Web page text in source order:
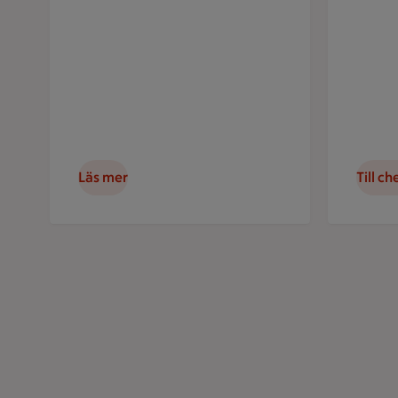
Läs mer Till